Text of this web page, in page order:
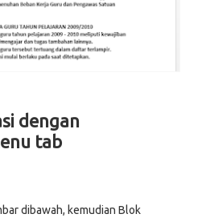
dengan
tab
dibawah, kemudian Blok